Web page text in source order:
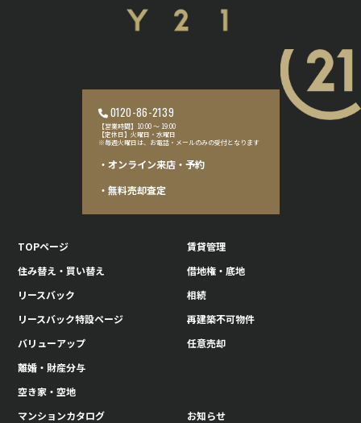
0120-86-2139
【営業時間】10:00 〜 19:00
【定休日】火曜日・水曜日
※毎週火曜日は、お電話・メールのみの受付となります
・オンライン来店・予約
・無料売却査定
TOPページ
住み替え・買い替え
リースバック
リースバック特設ページ
バリューアップ
離婚・財産分与
空き家・空地
賃貸管理
借地権・底地
相続
再建築不可物件
任意売却
マンションカタログ お知らせ